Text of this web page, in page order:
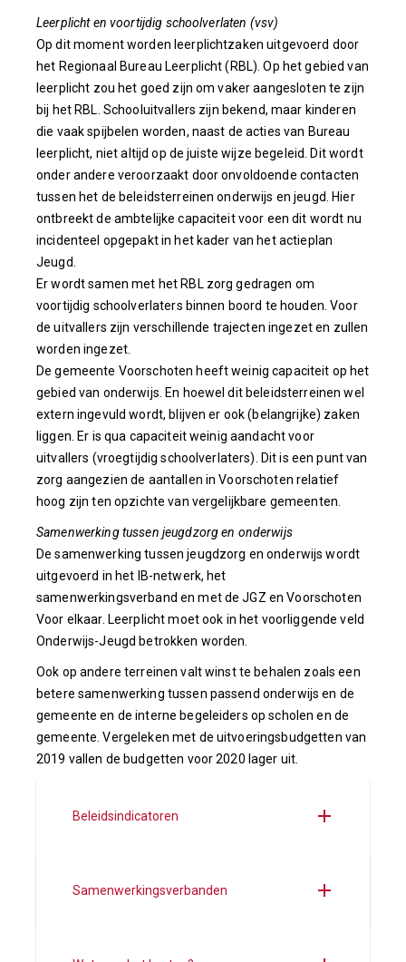
Leerplicht en voortijdig schoolverlaten (vsv)
Op dit moment worden leerplichtzaken uitgevoerd door
het Regionaal Bureau Leerplicht (RBL). Op het gebied van
leerplicht zou het goed zijn om vaker aangesloten te zijn
bij het RBL. Schooluitvallers zijn bekend, maar kinderen
die vaak spijbelen worden, naast de acties van Bureau
leerplicht, niet altijd op de juiste wijze begeleid. Dit wordt
onder andere veroorzaakt door onvoldoende contacten
tussen het de beleidsterreinen onderwijs en jeugd. Hier
ontbreekt de ambtelijke capaciteit voor een dit wordt nu
incidenteel opgepakt in het kader van het actieplan
Jeugd.
Er wordt samen met het RBL zorg gedragen om
voortijdig schoolverlaters binnen boord te houden. Voor
de uitvallers zijn verschillende trajecten ingezet en zullen
worden ingezet.
De gemeente Voorschoten heeft weinig capaciteit op het
gebied van onderwijs. En hoewel dit beleidsterreinen wel
extern ingevuld wordt, blijven er ook (belangrijke) zaken
liggen. Er is qua capaciteit weinig aandacht voor
uitvallers (vroegtijdig schoolverlaters). Dit is een punt van
zorg aangezien de aantallen in Voorschoten relatief
hoog zijn ten opzichte van vergelijkbare gemeenten.
Samenwerking tussen jeugdzorg en onderwijs
De samenwerking tussen jeugdzorg en onderwijs wordt
uitgevoerd in het IB-netwerk, het
samenwerkingsverband en met de JGZ en Voorschoten
Voor elkaar. Leerplicht moet ook in het voorliggende veld
Onderwijs-Jeugd betrokken worden.
Ook op andere terreinen valt winst te behalen zoals een
betere samenwerking tussen passend onderwijs en de
gemeente en de interne begeleiders op scholen en de
gemeente. Vergeleken met de uitvoeringsbudgetten van
2019 vallen de budgetten voor 2020 lager uit.
Beleidsindicatoren
Samenwerkingsverbanden